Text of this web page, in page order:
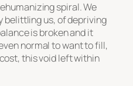
spiral. We
belittling us, of depriving
is broken and it
normal to want to fill,
this void left within